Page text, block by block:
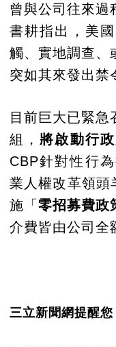
曾與公司往來過
書耕指出，美
觸、實地調查、
突如其來發出禁
目前巨大已緊
組， 將啟動行
CBP針對性行
業人權改革領頭
施「 零招募費政
介費皆由公司全
三立新聞網提醒您